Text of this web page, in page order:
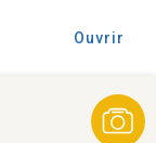
Ouvrir